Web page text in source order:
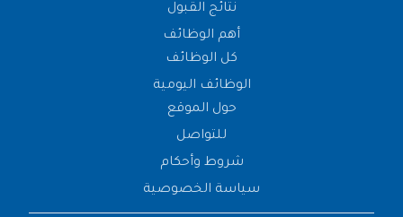
نتائج القبول
أهم الوظائف
كل الوظائف
الوظائف اليومية
حول الموقع
للتواصل
شروط وأحكام
سياسة الخصوصية